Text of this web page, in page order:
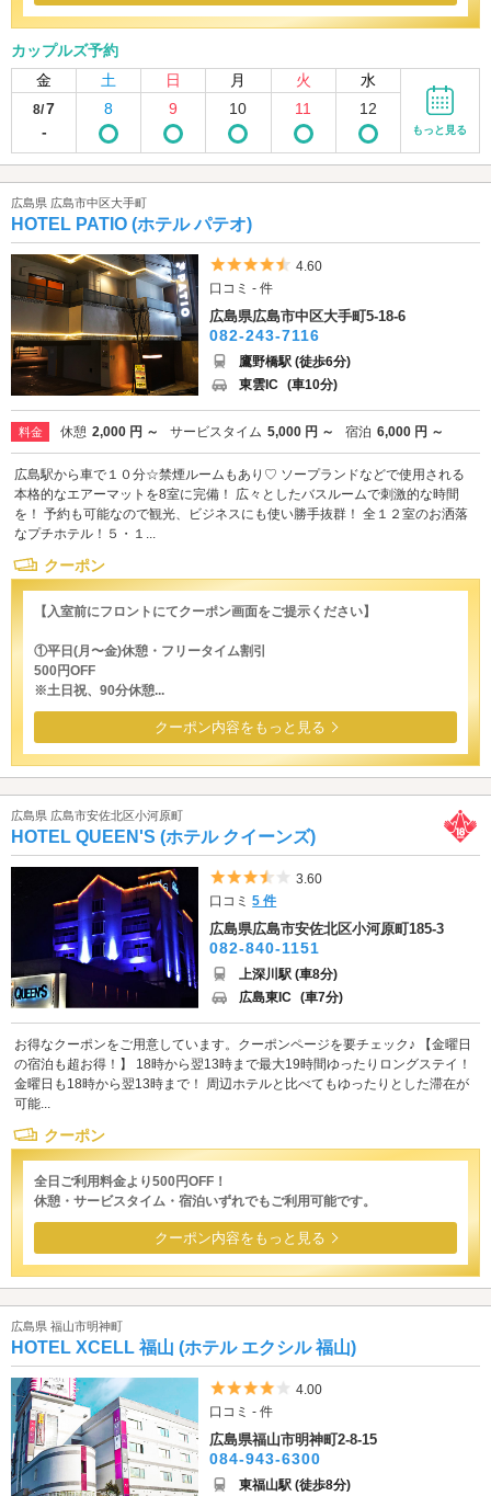
カップルズ予約
金
土 日 月 火 水
8/7
-
8 9 10 11 12
もっと見る
広島県 広島市中区大手町
HOTEL PATIO (ホテル パテオ)
5つ星のうち4.5
4.60
口コミ - 件
広島県広島市中区大手町5-18-6
082-243-7116
鷹野橋駅 (徒歩6分)
東雲IC (車10分)
料金 休憩 2,000 円 ～ サービスタイム 5,000 円 ～ 宿泊 6,000 円 ～
広島駅から車で１０分☆禁煙ルームもあり♡ ソープランドなどで使用される
本格的なエアーマットを8室に完備！ 広々としたバスルームで刺激的な時間
を！ 予約も可能なので観光、ビジネスにも使い勝手抜群！ 全１２室のお洒落
なプチホテル！５・１...
クーポン
【入室前にフロントにてクーポン画面をご提示ください】
①平日(月〜金)休憩・フリータイム割引
500円OFF
※土日祝、90分休憩...
クーポン内容をもっと見る
広島県 広島市安佐北区小河原町
HOTEL QUEEN'S (ホテル クイーンズ)
5つ星のうち3.5
3.60
口コミ5 件
広島県広島市安佐北区小河原町185-3
082-840-1151
上深川駅 (車8分)
広島東IC (車7分)
お得なクーポンをご用意しています。クーポンページを要チェック♪ 【金曜日
の宿泊も超お得！】 18時から翌13時まで最大19時間ゆったりロングステイ！
金曜日も18時から翌13時まで！ 周辺ホテルと比べてもゆったりとした滞在が
可能...
クーポン
全日ご利用料金より500円OFF！
休憩・サービスタイム・宿泊いずれでもご利用可能です。
クーポン内容をもっと見る
広島県 福山市明神町
HOTEL XCELL 福山 (ホテル エクシル 福山)
5つ星のうち4
4.00
口コミ - 件
広島県福山市明神町2-8-15
084-943-6300
東福山駅 (徒歩8分)